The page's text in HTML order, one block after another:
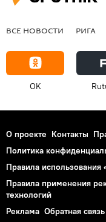
ВСЕ НОВОСТИ РИГА
OK
О проекте Контакты
Политика
Правила использования
Правила применения
технологий
Реклама Обратная связь